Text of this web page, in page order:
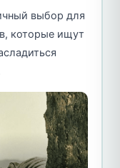
выбор для
которые ищут